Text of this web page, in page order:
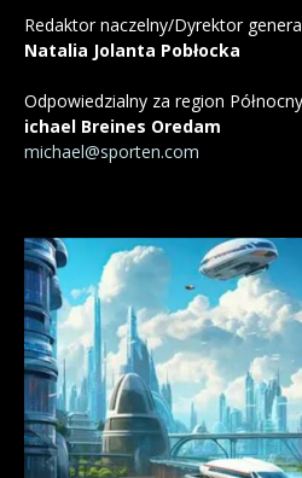
Redaktor naczelny/Dyrektor
Natalia Jolanta Pobłocka
Odpowiedzialny za region
ichael Breines Oredam
michael@sporten.com